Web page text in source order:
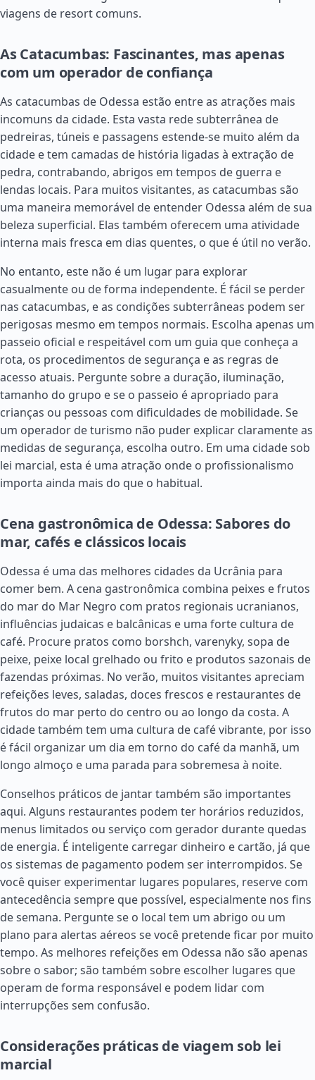
viagens de resort comuns.
As Catacumbas: Fascinantes, mas apenas
com um operador de confiança
As catacumbas de Odessa estão entre as atrações mais
incomuns da cidade. Esta vasta rede subterrânea de
pedreiras, túneis e passagens estende-se muito além da
cidade e tem camadas de história ligadas à extração de
pedra, contrabando, abrigos em tempos de guerra e
lendas locais. Para muitos visitantes, as catacumbas são
uma maneira memorável de entender Odessa além de sua
beleza superficial. Elas também oferecem uma atividade
interna mais fresca em dias quentes, o que é útil no verão.
No entanto, este não é um lugar para explorar
casualmente ou de forma independente. É fácil se perder
nas catacumbas, e as condições subterrâneas podem ser
perigosas mesmo em tempos normais. Escolha apenas um
passeio oficial e respeitável com um guia que conheça a
rota, os procedimentos de segurança e as regras de
acesso atuais. Pergunte sobre a duração, iluminação,
tamanho do grupo e se o passeio é apropriado para
crianças ou pessoas com dificuldades de mobilidade. Se
um operador de turismo não puder explicar claramente as
medidas de segurança, escolha outro. Em uma cidade sob
lei marcial, esta é uma atração onde o profissionalismo
importa ainda mais do que o habitual.
Cena gastronômica de Odessa: Sabores do
mar, cafés e clássicos locais
Odessa é uma das melhores cidades da Ucrânia para
comer bem. A cena gastronômica combina peixes e frutos
do mar do Mar Negro com pratos regionais ucranianos,
influências judaicas e balcânicas e uma forte cultura de
café. Procure pratos como borshch, varenyky, sopa de
peixe, peixe local grelhado ou frito e produtos sazonais de
fazendas próximas. No verão, muitos visitantes apreciam
refeições leves, saladas, doces frescos e restaurantes de
frutos do mar perto do centro ou ao longo da costa. A
cidade também tem uma cultura de café vibrante, por isso
é fácil organizar um dia em torno do café da manhã, um
longo almoço e uma parada para sobremesa à noite.
Conselhos práticos de jantar também são importantes
aqui. Alguns restaurantes podem ter horários reduzidos,
menus limitados ou serviço com gerador durante quedas
de energia. É inteligente carregar dinheiro e cartão, já que
os sistemas de pagamento podem ser interrompidos. Se
você quiser experimentar lugares populares, reserve com
antecedência sempre que possível, especialmente nos fins
de semana. Pergunte se o local tem um abrigo ou um
plano para alertas aéreos se você pretende ficar por muito
tempo. As melhores refeições em Odessa não são apenas
sobre o sabor; são também sobre escolher lugares que
operam de forma responsável e podem lidar com
interrupções sem confusão.
Considerações práticas de viagem sob lei
marcial